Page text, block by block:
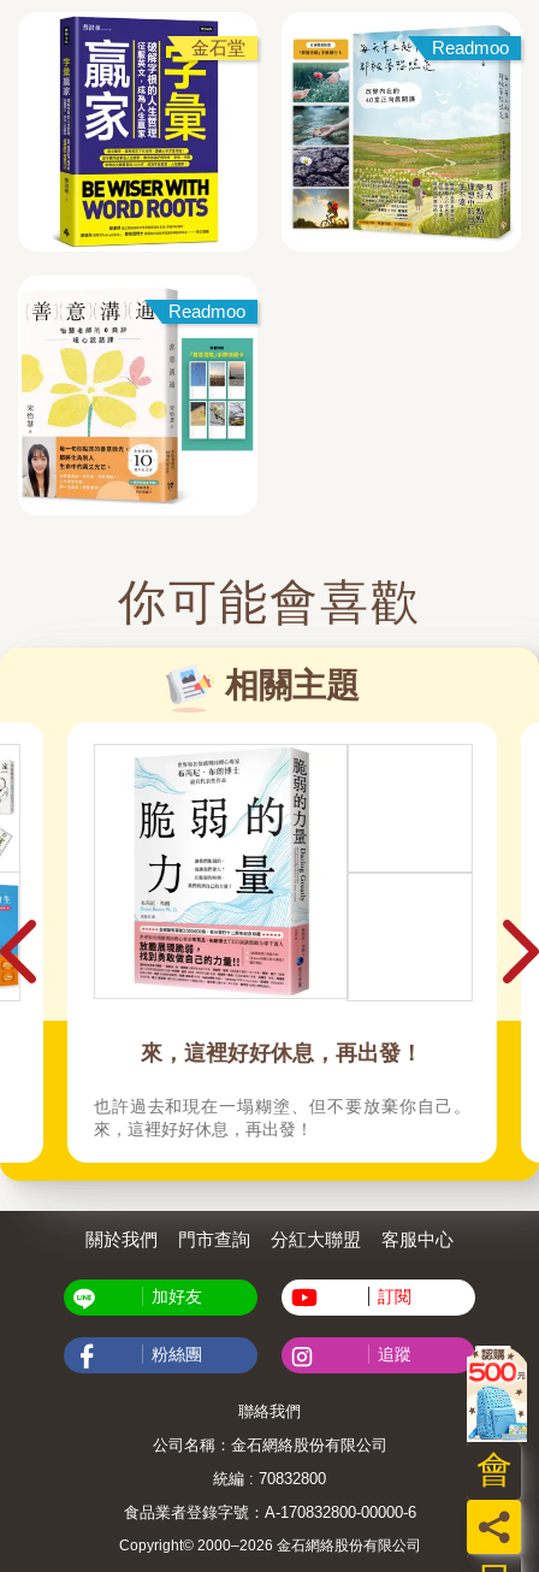
金石堂 Readmoo
Readmoo
你可能會喜歡
相關主題
來，這裡好好休息，再出發！
也許過去和現在一塌糊塗、但不要放棄你自己。
來，這裡好好休息，再出發！
員
會
關於我們 門市查詢 分紅大聯盟 客服中心
加好友 訂閱
粉絲團 追蹤
聯絡我們
公司名稱：金石網絡股份有限公司
統編 : 70832800
食品業者登錄字號：A-170832800-00000-6
Copyright© 2000–2026 金石網絡股份有限公司